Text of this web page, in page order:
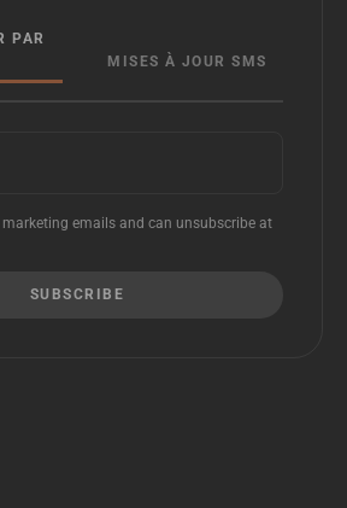
PAR
MISES À JOUR SMS
marketing emails and can unsubscribe at
SUBSCRIBE